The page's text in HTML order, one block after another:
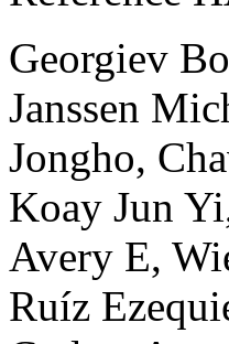
Georgiev
Janssen
Jongho,
Koay Jun Yi
Avery E,
Ruíz